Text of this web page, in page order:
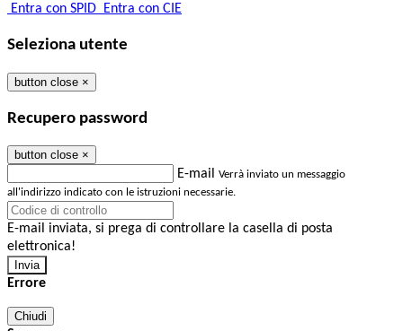
Entra con SPID Entra con CIE
Seleziona utente
button close ×
Recupero password
button close ×
E-mail Verrà inviato un messaggio
all'indirizzo indicato con le istruzioni necessarie.
E-mail inviata, si prega di controllare la casella di posta
elettronica!
Errore
Chiudi